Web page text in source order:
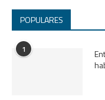
POPULARES
1